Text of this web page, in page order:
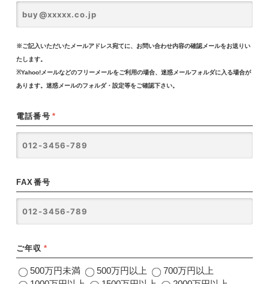
※ご記入いただいたメールアドレス宛てに、お問い合わせ内容の確認メールをお送りい
たします。
※Yahoo!メールなどのフリーメールをご利用の場合、迷惑メールフォルダに入る場合が
あります。迷惑メールのフォルダ・設定等をご確認下さい。
電話番号 *
FAX番号
ご年収 *
500万円未満 500万円以上
700万円以上